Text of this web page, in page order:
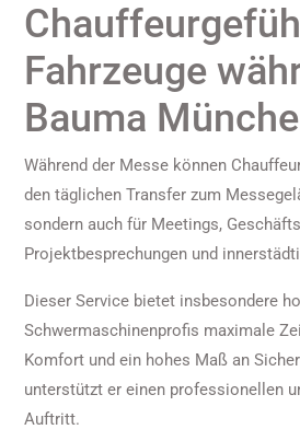
Fahrzeuge
Bauma
Während der Messe können
den täglichen Transfer zum
sondern auch für Meetings,
Projektbesprechungen und
Dieser Service bietet insbesondere
Schwermaschinenprofis maximale
Komfort und ein hohes Maß an
unterstützt er einen professionellen
Auftritt.